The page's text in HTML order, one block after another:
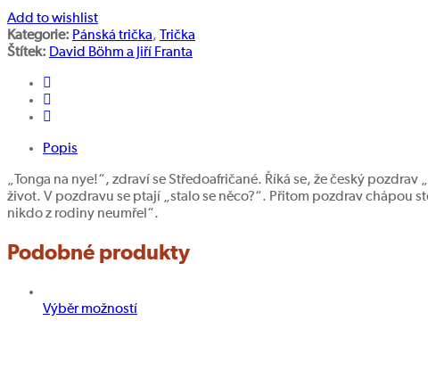
Add to wishlist
Kategorie: Pánská trička,
Trička
Štítek: David Böhm a Jiří Franta
Popis
„Tonga na nye!“, zdraví se Středoafričané. Říká se, že český
život. V pozdravu se ptají „stalo se něco?“. Přitom pozdrav chápou
nikdo z rodiny neumřel“.
Podobné produkty
Výběr možností